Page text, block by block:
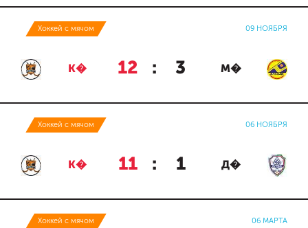
Хоккей с мячом 09 НОЯБРЯ
К� 12 : 3 М�
Хоккей с мячом 06 НОЯБРЯ
К� 11 : 1 Д�
Хоккей с мячом 06 МАРТА